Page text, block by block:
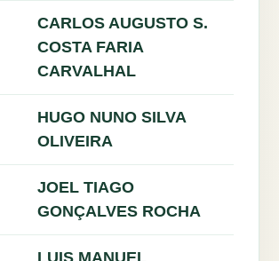
CARLOS AUGUSTO S.
COSTA FARIA
CARVALHAL
HUGO NUNO SILVA
OLIVEIRA
JOEL TIAGO
GONÇALVES ROCHA
LUIS MANUEL